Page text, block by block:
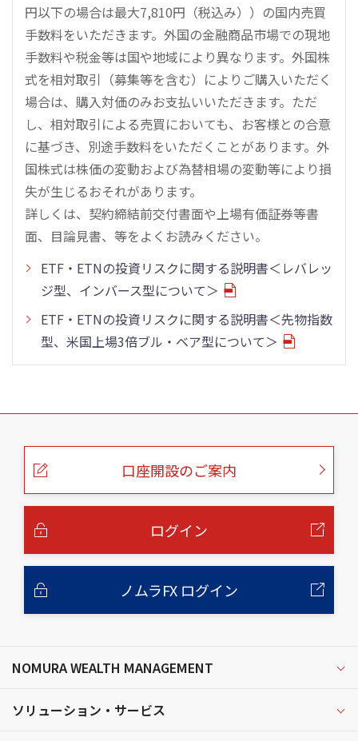
円以下の場合は最大7,810円（税込み））の国内売買
手数料をいただきます。外国の金融商品市場での現地
手数料や税金等は国や地域により異なります。外国株
式を相対取引（募集等を含む）によりご購入いただく
場合は、購入対価のみお支払いいただきます。ただ
し、相対取引による売買においても、お客様との合意
に基づき、別途手数料をいただくことがあります。外
国株式は株価の変動および為替相場の変動等により損
失が生じるおそれがあります。
詳しくは、契約締結前交付書面や上場有価証券等書
面、目論見書、等をよくお読みください。
ETF・ETNの投資リスクに関する説明書＜レバレッ
ジ型、インバース型について＞
ETF・ETNの投資リスクに関する説明書＜先物指数
型、米国上場3倍ブル・ベア型について＞
こ
口座開設のご案内
ログイン
ノムラFX ログイン
NOMURA WEALTH MANAGEMENT
ソリューション・サービス